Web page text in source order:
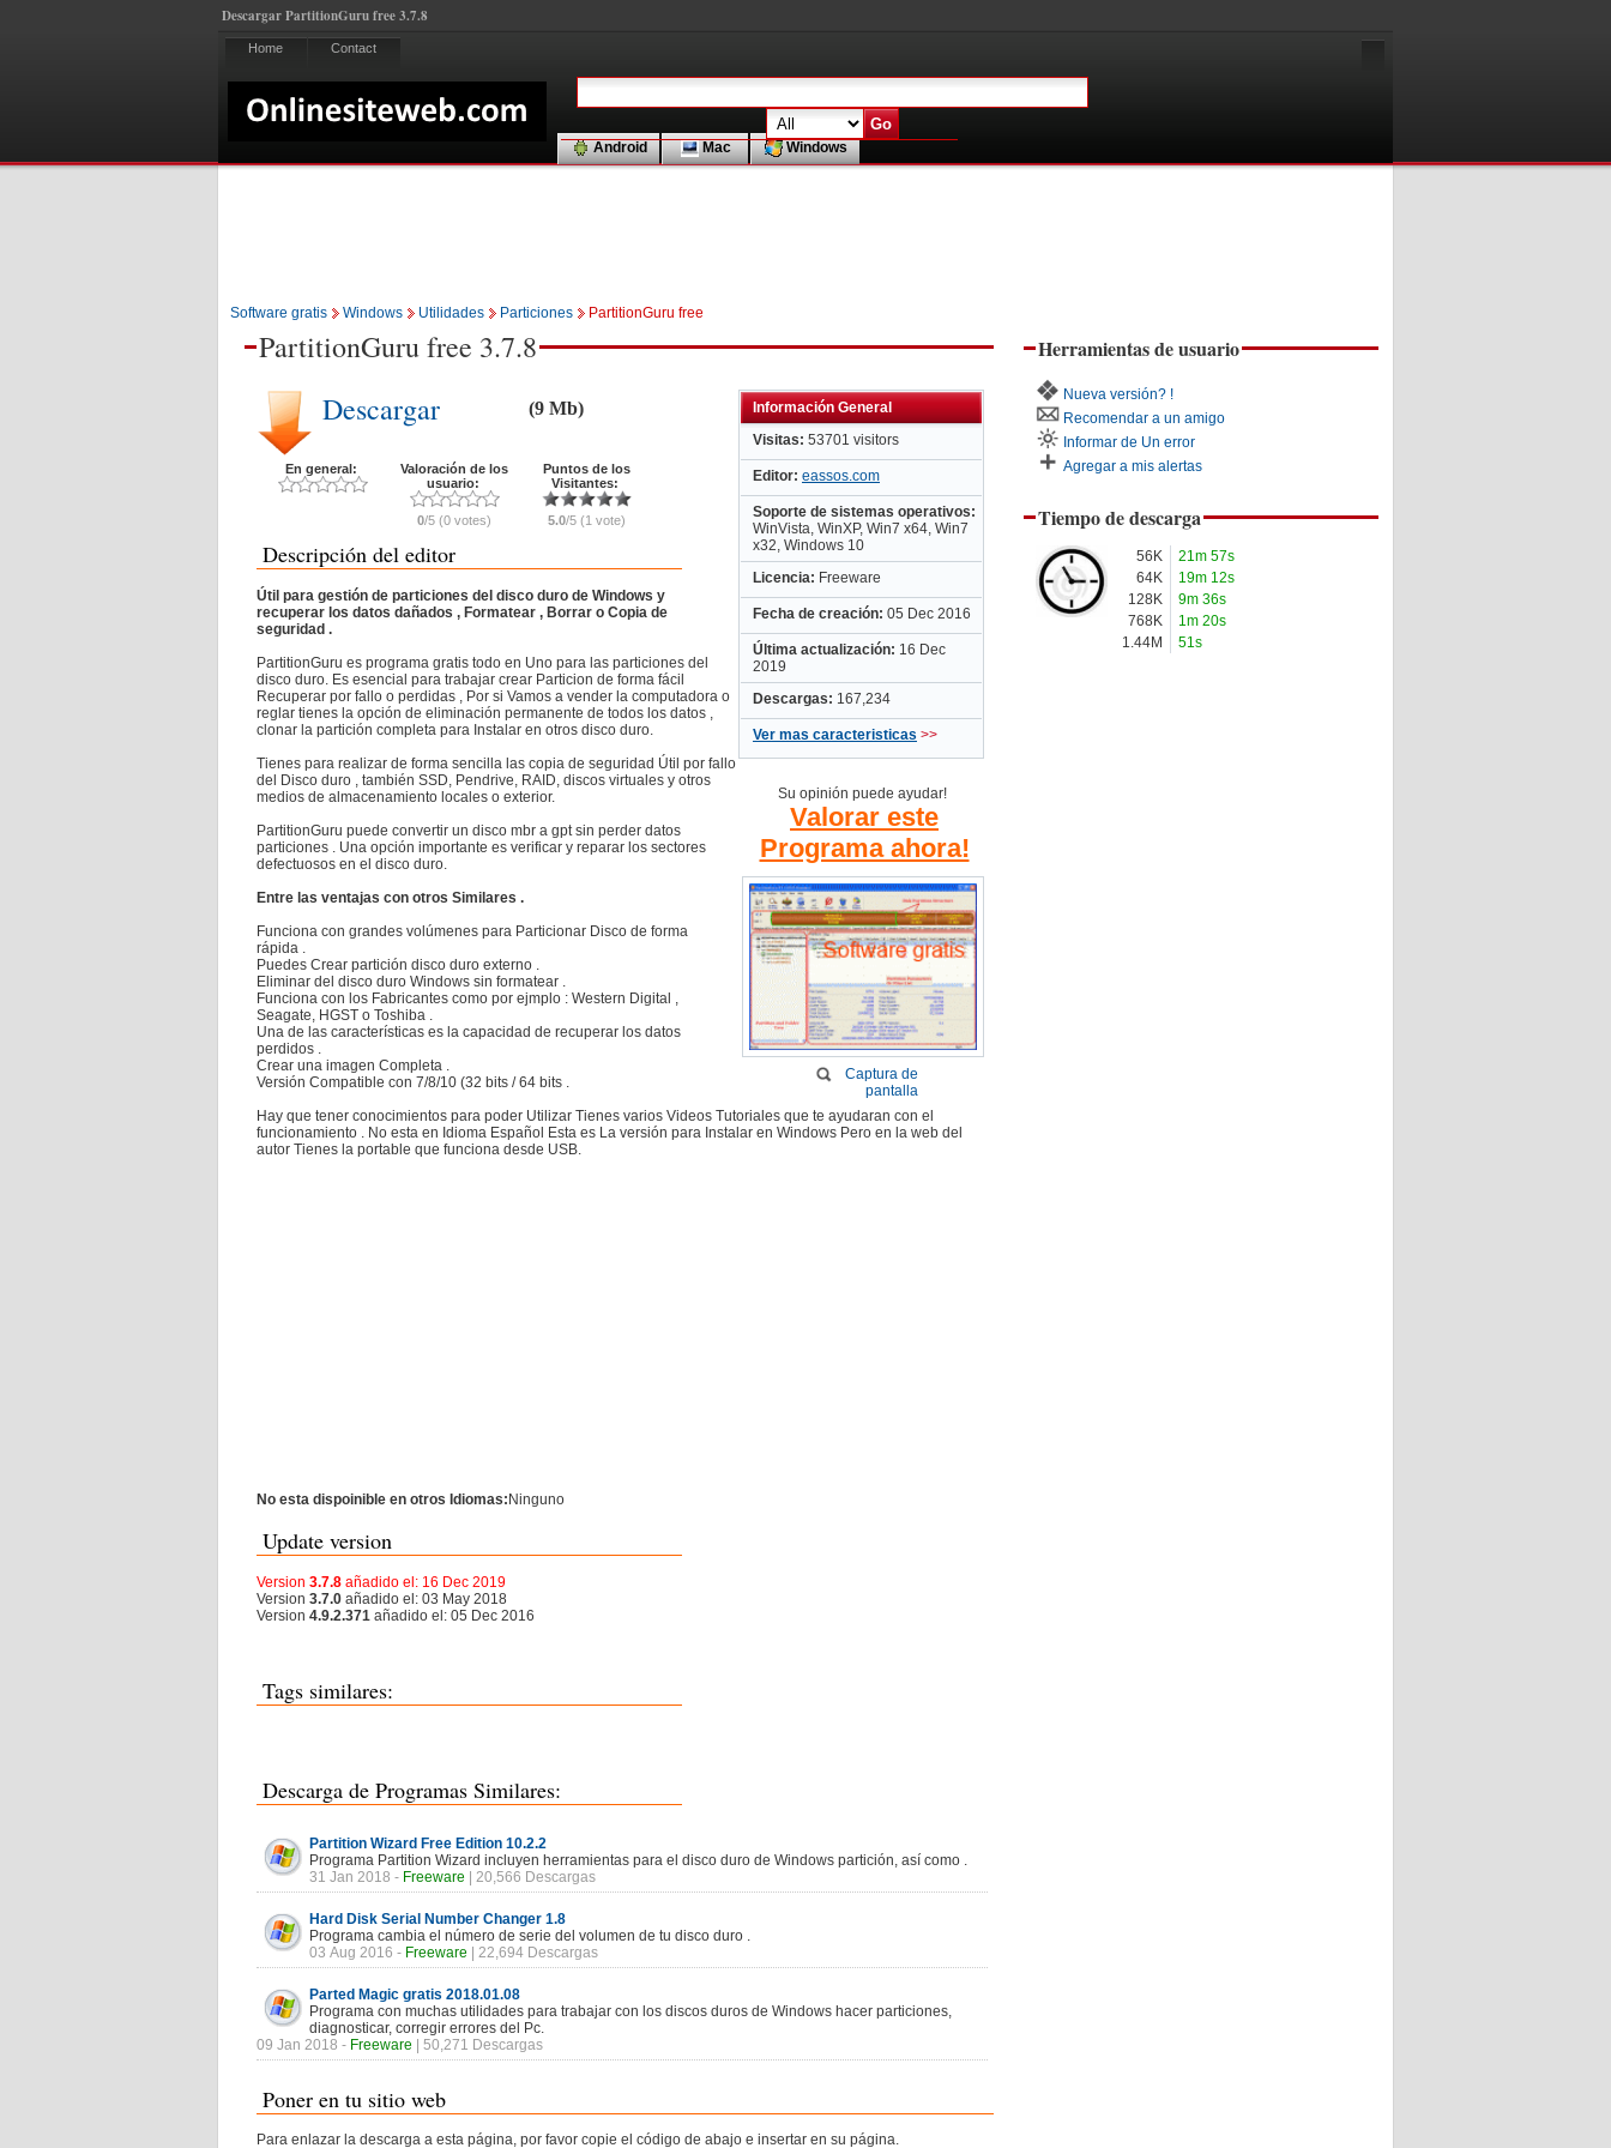
Descargar PartitionGuru free 3.7.8
Home Contact
Android Mac Windows
Software gratis Windows Utilidades Particiones PartitionGuru free
PartitionGuru free 3.7.8
Descargar
(9 Mb)
En general:
Valoración de los
usuario:
0/5 (0 votes)
Puntos de los
Visitantes:
5.0/5 (1 vote)
Información General
Visitas: 53701 visitors
Editor: eassos.com
Soporte de sistemas operativos:
WinVista, WinXP, Win7 x64, Win7
x32, Windows 10
Licencia: Freeware
Fecha de creación: 05 Dec 2016
Última actualización: 16 Dec
2019
Descargas: 167,234
Ver mas caracteristicas >>
Su opinión puede ayudar!
Valorar este
Programa ahora!
Captura de
pantalla
Descripción del editor
Útil para gestión de particiones del disco duro de Windows y
recuperar los datos dañados , Formatear , Borrar o Copia de
seguridad .
PartitionGuru es programa gratis todo en Uno para las particiones del
disco duro. Es esencial para trabajar crear Particion de forma fácil
Recuperar por fallo o perdidas , Por si Vamos a vender la computadora o
reglar tienes la opción de eliminación permanente de todos los datos ,
clonar la partición completa para Instalar en otros disco duro.
Tienes para realizar de forma sencilla las copia de seguridad Útil por fallo
del Disco duro , también SSD, Pendrive, RAID, discos virtuales y otros
medios de almacenamiento locales o exterior.
PartitionGuru puede convertir un disco mbr a gpt sin perder datos
particiones . Una opción importante es verificar y reparar los sectores
defectuosos en el disco duro.
Entre las ventajas con otros Similares .
Funciona con grandes volúmenes para Particionar Disco de forma
rápida .
Puedes Crear partición disco duro externo .
Eliminar del disco duro Windows sin formatear .
Funciona con los Fabricantes como por ejmplo : Western Digital ,
Seagate, HGST o Toshiba .
Una de las características es la capacidad de recuperar los datos
perdidos .
Crear una imagen Completa .
Versión Compatible con 7/8/10 (32 bits / 64 bits .
Hay que tener conocimientos para poder Utilizar Tienes varios Videos Tutoriales que te ayudaran con el
funcionamiento . No esta en Idioma Español Esta es La versión para Instalar en Windows Pero en la web del
autor Tienes la portable que funciona desde USB.
No esta dispoinible en otros Idiomas: Ninguno
Update version
Version 3.7.8 añadido el: 16 Dec 2019
Version 3.7.0 añadido el: 03 May 2018
Version 4.9.2.371 añadido el: 05 Dec 2016
Tags similares:
Descarga de Programas Similares:
Partition Wizard Free Edition 10.2.2
Programa Partition Wizard incluyen herramientas para el disco duro de Windows partición, así como .
31 Jan 2018 - Freeware | 20,566 Descargas
Hard Disk Serial Number Changer 1.8
Programa cambia el número de serie del volumen de tu disco duro .
03 Aug 2016 - Freeware | 22,694 Descargas
Parted Magic gratis 2018.01.08
Programa con muchas utilidades para trabajar con los discos duros de Windows hacer particiones,
diagnosticar, corregir errores del Pc.
09 Jan 2018 - Freeware | 50,271 Descargas
Poner en tu sitio web
Para enlazar la descarga a esta página, por favor copie el código de abajo e insertar en su página.
Herramientas de usuario
Nueva versión? !
Recomendar a un amigo
Informar de Un error
Agregar a mis alertas
Tiempo de descarga
56K
21m 57s
64K
19m 12s
128K
9m 36s
768K
1m 20s
1.44M
51s